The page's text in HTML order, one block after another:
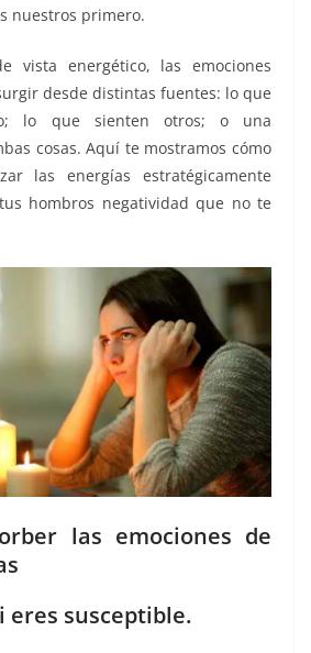
nuestros primero.
vista energético, las emociones
desde distintas fuentes: lo que
lo que sienten otros; o una
cosas. Aquí te mostramos cómo
las energías estratégicamente
hombros negatividad que no te
las emociones de
eres susceptible.